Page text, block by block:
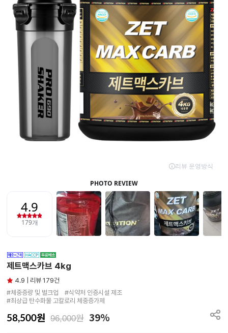
제트맥스카브 4kg
4.9 | 리뷰 179건
#체중증량 및 벌크업　#식약처 인증시설 제조
#최상급 탄수화물 고칼로리 체중증가제
58,500원 96,000원 39%